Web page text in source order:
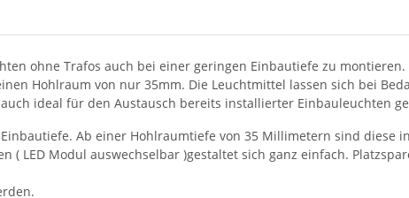
ohne Trafos auch bei einer geringen Einbautiefe zu montieren.
Hohlraum von nur 35mm. Die Leuchtmittel lassen sich bei
ideal für den Austausch bereits installierter Einbauleuchten
Ab einer Hohlraumtiefe von 35 Millimetern sind diese
LED Modul auswechselbar )gestaltet sich ganz einfach.